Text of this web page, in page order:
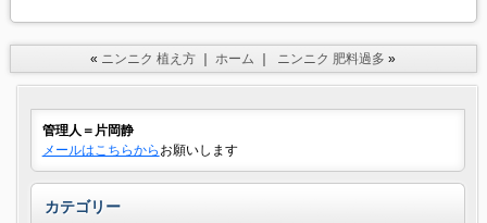
« ニンニク 植え方 ｜ホーム ニンニク 肥料過多 »
管理人＝片岡静
メールはこちらから お願いします
カテゴリー